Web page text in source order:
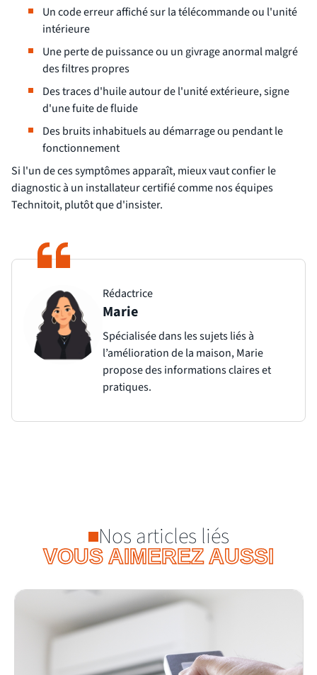
Un code erreur affiché sur la télécommande ou l'unité
intérieure
Une perte de puissance ou un givrage anormal malgré
des filtres propres
Des traces d'huile autour de l'unité extérieure, signe
d'une fuite de fluide
Des bruits inhabituels au démarrage ou pendant le
fonctionnement
Si l'un de ces symptômes apparaît, mieux vaut confier le
diagnostic à un installateur certifié comme nos équipes
Technitoit, plutôt que d'insister.
Rédactrice
Marie
Spécialisée dans les sujets liés à
l’amélioration de la maison, Marie
propose des informations claires et
pratiques.
VOUS AIMEREZ AUSSI
Nos articles liés